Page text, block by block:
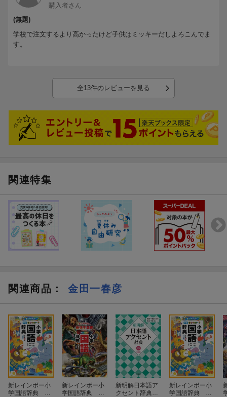
購入者さん
(無題)
学校で注文するより高かったけど子供はミッキーだしよろこんでま
す。
全13件のレビューを見る
関連特集
関連商品 ： 金田一春彦
新レインボー小
学国語辞典 改
新レインボー小
学国語辞典 改
新明解日本語ア
クセント辞典
新レインボー小
学国語辞典 改